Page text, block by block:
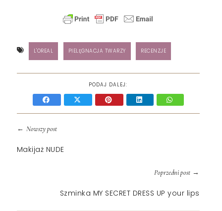
L'OREAL PIELĘGNACJA TWARZY RECENZJE
PODAJ DALEJ:
← Nowszy post
Makijaż NUDE
Poprzedni post→
Szminka MY SECRET DRESS UP your lips